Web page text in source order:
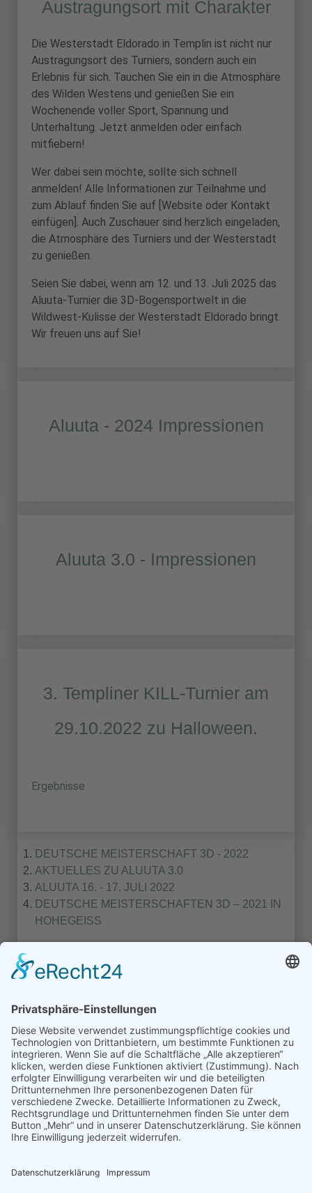
Austragungsort mit Charakter
Die Westerstadt Eldorado in Templin ist nicht nur
Austragungsort des Turniers, sondern auch ein
Erlebnis für sich. Tauchen Sie ein in die Atmosphäre
des Wilden Westens und genießen Sie ein
Wochenende voller Sport, Spannung und
Unterhaltung. Jetzt anmelden oder einfach
mitfiebern!
Wer dabei sein möchte, sollte sich schnell
anmelden! Alle Informationen zur Teilnahme und
zum Ablauf finden Sie auf [Website oder Kontakt
einfügen]. Auch Zuschauer sind herzlich eingeladen,
die Atmosphäre des Turniers und der Westerstadt
zu genießen.
Seien Sie dabei, wenn am 12. und 13. Juli 2025 das
Aluuta-Turnier die 3D-Bogensportwelt in die
Wildwest-Kulisse der Westerstadt Eldorado bringt.
Wir freuen uns auf Sie!
Aluuta - 2024 Impressionen
Aluuta 3.0 - Impressionen
3. Templiner KILL-Turnier am
29.10.2022 zu Halloween.
Ergebnisse
DEUTSCHE MEISTERSCHAFT 3D - 2022
AKTUELLES ZU ALUUTA 3.0
ALUUTA 16. - 17. JULI 2022
DEUTSCHE MEISTERSCHAFTEN 3D – 2021 IN
HOHEGEISS
Turniere Extern
Turniere in Templin
Turniere Nordmans CUP